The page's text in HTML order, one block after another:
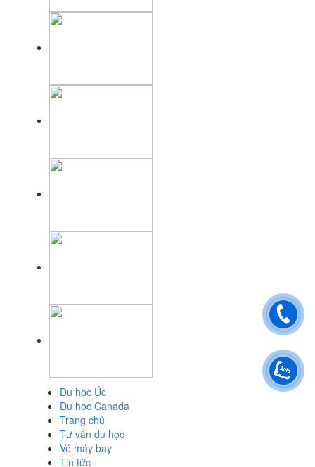
Du học Úc
Du học Canada
Trang chủ
Tư vấn du học
Vé máy bay
Tin tức